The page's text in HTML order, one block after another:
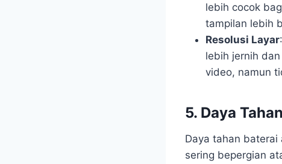
lebih cocok
tampilan lebih
Resolusi Layar
lebih jernih
video, namun
5. Daya
Daya tahan
sering bepergian